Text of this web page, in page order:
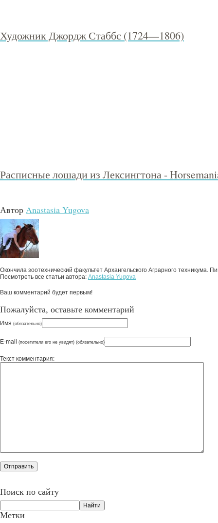
Художник Джордж Стаббс (1724—1806)
Расписные лошади из Лексингтона -
Автор Anastasia Yugova
Окончила зоотехнический факультет Архангельского Аграрного
Посмотреть все статьи автора: Anastasia Yugova
Ваш комментарий будет первым!
Пожалуйста, оставьте комментарий
Имя (обязательно)
E-mail (посетители его не увидят) (обязательно)
Текст комментария:
Поиск по сайту
Метки